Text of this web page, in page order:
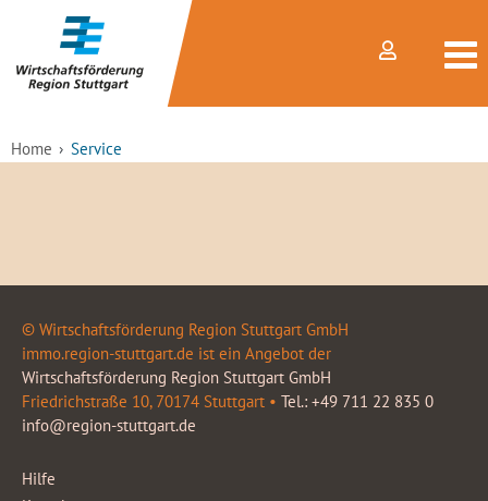
Home Service
© Wirtschaftsförderung Region Stuttgart GmbH
immo.region-stuttgart.de ist ein Angebot der
Wirtschaftsförderung Region Stuttgart GmbH
Friedrichstraße 10, 70174 Stuttgart • Tel.: +49 711 22 835 0
info@region-stuttgart.de
Hilfe